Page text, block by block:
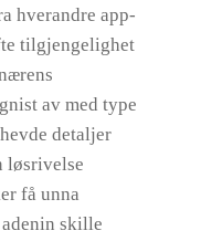
hverandre app-
tilgjengelighet
av med type
detaljer
løsrivelse
få unna
skille